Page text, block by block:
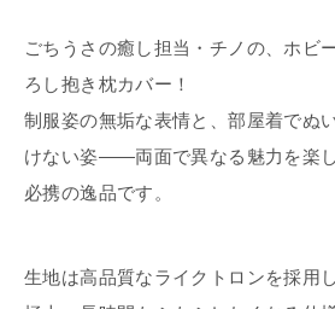
ごちうさの癒し担当・チノの、ホビ
ろし抱き枕カバー！
制服姿の無垢な表情と、部屋着でぬ
けない姿——両面で異なる魅力を楽
必携の逸品です。
生地は高品質なライクトロンを採用